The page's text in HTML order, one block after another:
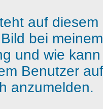
auf
bei
und wie
Benutzer
anzumelden.